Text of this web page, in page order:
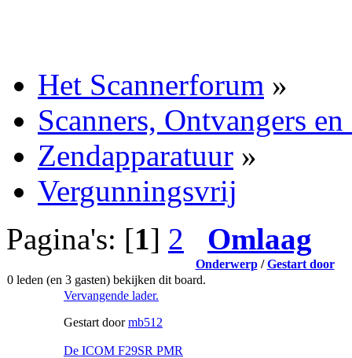
Het Scannerforum »
Scanners, Ontvangers
Zendapparatuur »
Vergunningsvrij
Pagina's: [1] 2 Omlaag
Onderwerp/Gestart door
0 leden (en 3 gasten) bekijken dit board.
Vervangende lader.
Gestart doormb512
De ICOM F29SR PMR